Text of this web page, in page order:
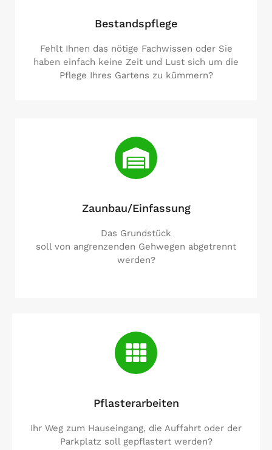
Bestandspflege
Fehlt Ihnen das nötige Fachwissen oder Sie
haben einfach keine Zeit und Lust sich um die
Pflege Ihres Gartens zu kümmern?
Zaunbau/Einfassung
Das Grundstück
soll von angrenzenden Gehwegen abgetrennt
werden?
Pflasterarbeiten
Ihr Weg zum Hauseingang, die Auffahrt oder der
Parkplatz soll gepflastert werden?